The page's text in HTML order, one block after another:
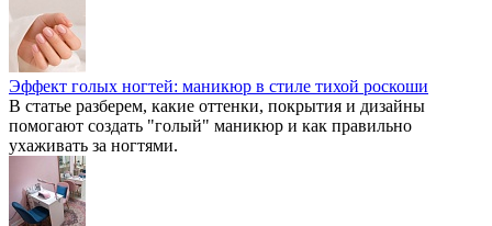
Эффект голых ногтей: маникюр в стиле тихой роскоши
В статье разберем, какие оттенки, покрытия и дизайны
помогают создать "голый" маникюр и как правильно
ухаживать за ногтями.